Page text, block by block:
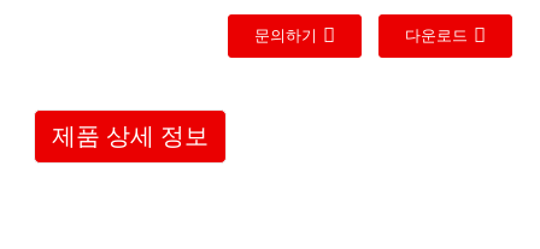
문의하기 다운로드
제품 상세 정보